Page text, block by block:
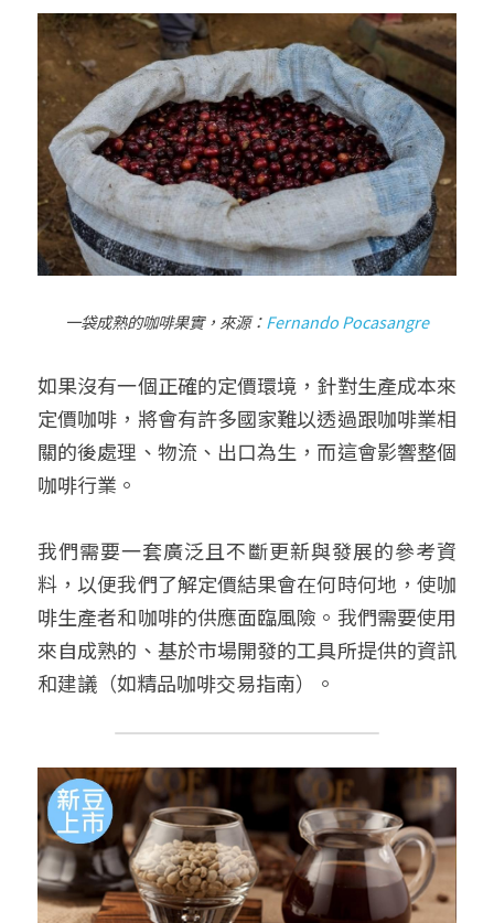
一袋成熟的咖啡果實，來源：Fernando Pocasangre
如果沒有一個正確的定價環境，針對生產成本來
定價咖啡，將會有許多國家難以透過跟咖啡業相
關的後處理、物流、出口為生，而這會影響整個
咖啡行業。
我們需要一套廣泛且不斷更新與發展的參考資
料，以便我們了解定價結果會在何時何地，使咖
啡生產者和咖啡的供應面臨風險。我們需要使用
來自成熟的、基於市場開發的工具所提供的資訊
和建議（如精品咖啡交易指南）。